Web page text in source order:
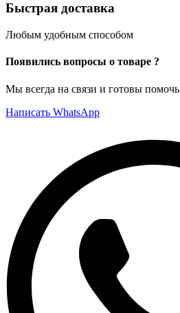
Быстрая доставка
Любым удобным способом
Появились вопросы о товаре ?
Мы всегда на связи и готовы помочь
Написать WhatsApp